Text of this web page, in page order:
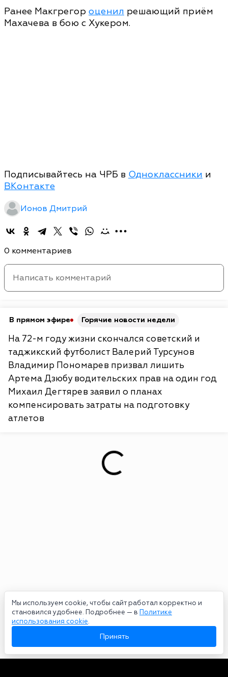
Мы используем cookie, чтобы сайт работал корректно и
становился удобнее. Подробнее — в Политике
использования cookie.
Принять
Ранее Макгрегор оценил решающий приём
Махачева в бою с Хукером.
Подписывайтесь на ЧРБ в Одноклассники и
ВКонтакте
Ионов Дмитрий
0 комментариев
В прямом эфире Горячие новости недели
На 72-м году жизни скончался советский и
таджикский футболист Валерий Турсунов
Владимир Пономарев призвал лишить
Артема Дзюбу водительских прав на один год
Михаил Дегтярев заявил о планах
компенсировать затраты на подготовку
атлетов